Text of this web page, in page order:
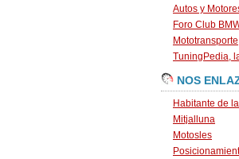
Autos y
Foro Club
Mototransporte
TuningPedia,
NOS
Habitante de
Mitjalluna
Motosles